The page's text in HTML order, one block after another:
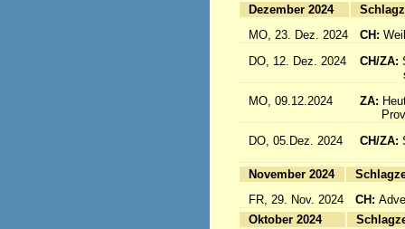
Dezember 2024
MO, 23. Dez. 2024
CH:
DO, 12. Dez. 2024
CH/ZA:
MO, 09.12.2024
ZA:
DO, 05.Dez. 2024
CH/ZA:
November 2024
FR, 29. Nov. 2024
CH:
Oktober 2024